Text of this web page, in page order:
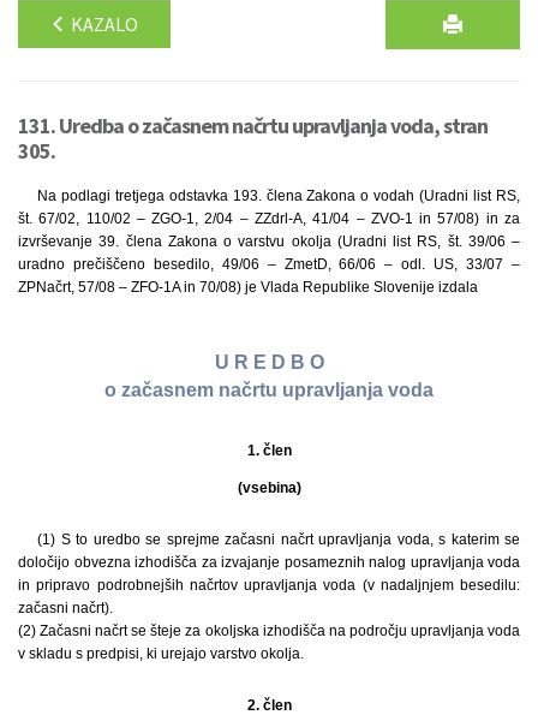
KAZALO
131. Uredba o začasnem načrtu upravljanja voda, stran
305.
Na podlagi tretjega odstavka 193. člena Zakona o vodah (Uradni list RS,
št. 67/02, 110/02 – ZGO-1, 2/04 – ZZdrl-A, 41/04 – ZVO-1 in 57/08) in za
izvrševanje 39. člena Zakona o varstvu okolja (Uradni list RS, št. 39/06 –
uradno prečiščeno besedilo, 49/06 – ZmetD, 66/06 – odl. US, 33/07 –
ZPNačrt, 57/08 – ZFO-1A in 70/08) je Vlada Republike Slovenije izdala
U R E D B O
o začasnem načrtu upravljanja voda
1. člen
(vsebina)
(1) S to uredbo se sprejme začasni načrt upravljanja voda, s katerim se
določijo obvezna izhodišča za izvajanje posameznih nalog upravljanja voda
in pripravo podrobnejših načrtov upravljanja voda (v nadaljnjem besedilu:
začasni načrt).
(2) Začasni načrt se šteje za okoljska izhodišča na področju upravljanja voda
v skladu s predpisi, ki urejajo varstvo okolja.
2. člen